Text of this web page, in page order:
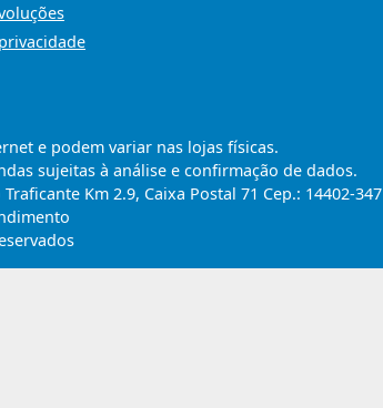
e podem variar nas lojas físicas.
sujeitas à análise e confirmação de dados.
Km 2.9, Caixa Postal 71 Cep.: 14402-